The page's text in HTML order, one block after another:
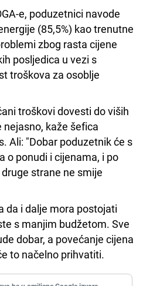
e, poduzetnici navode
(85,5%) kao trenutne
zbog rasta cijene
posljedica u vezi s
troškova za osoblje
troškovi dovesti do viših
kaže šefica
Ali: "Dobar poduzetnik će s
o ponudi i cijenama, i po
strane ne smije
da i dalje mora postojati
s manjim budžetom. Sve
dobar, a povećanje cijena
to načelno prihvatiti.